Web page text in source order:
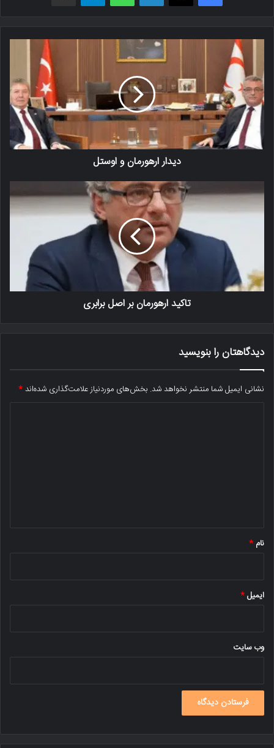
دیدار ارهورمان و اوستل
تاکید ارهورمان بر اصل برابری
دیدگاهتان را بنویسید
نشانی ایمیل شما منتشر نخواهد شد. بخش‌های موردنیاز علامت‌گذاری شده‌اند*
نام *
ایمیل*
وب‌ سایت